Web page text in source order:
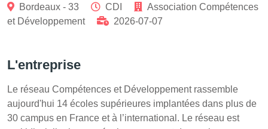
Bordeaux - 33 CDI
Association Compétences
et Développement
2026-07-07
L'entreprise
Le réseau Compétences et Développement rassemble
aujourd'hui 14 écoles supérieures implantées dans plus de
30 campus en France et à l’international. Le réseau est